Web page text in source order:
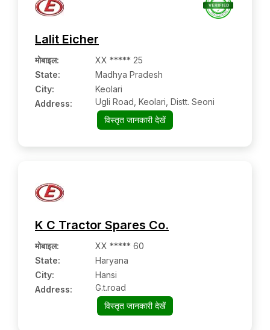
Lalit Eicher
मोबाइल:
XX ***** 25
State:
Madhya Pradesh
City:
Keolari
Address:
Ugli Road, Keolari, Distt. Seoni
विस्तृत जानकारी देखें
K C Tractor Spares Co.
मोबाइल:
XX ***** 60
State:
Haryana
City:
Hansi
Address:
G.t.road
विस्तृत जानकारी देखें